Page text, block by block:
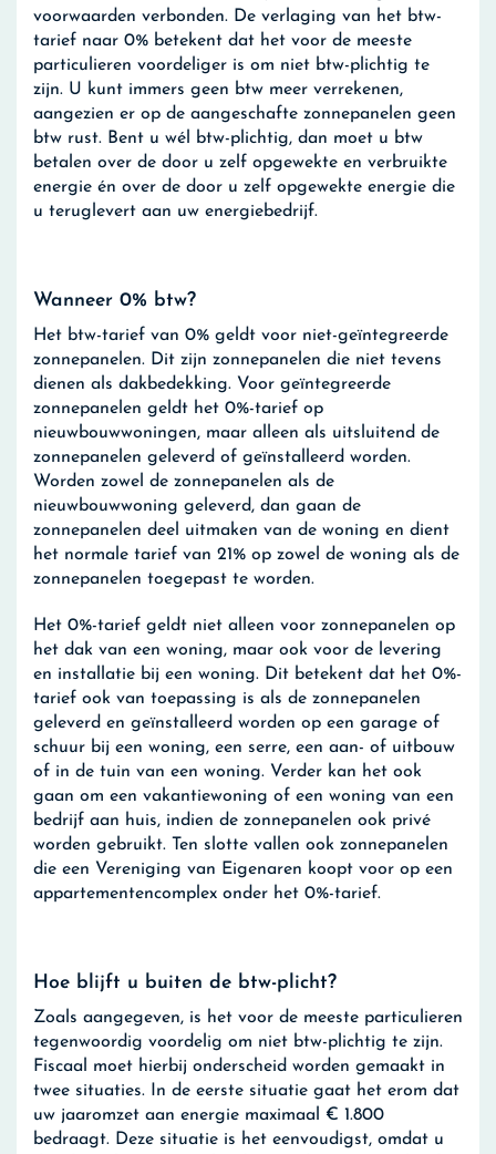
voorwaarden verbonden. De verlaging van het btw-
tarief naar 0% betekent dat het voor de meeste
particulieren voordeliger is om niet btw-plichtig te
zijn. U kunt immers geen btw meer verrekenen,
aangezien er op de aangeschafte zonnepanelen geen
btw rust. Bent u wél btw-plichtig, dan moet u btw
betalen over de door u zelf opgewekte en verbruikte
energie én over de door u zelf opgewekte energie die
u teruglevert aan uw energiebedrijf.
Wanneer 0% btw?
Het btw-tarief van 0% geldt voor niet-geïntegreerde
zonnepanelen. Dit zijn zonnepanelen die niet tevens
dienen als dakbedekking. Voor geïntegreerde
zonnepanelen geldt het 0%-tarief op
nieuwbouwwoningen, maar alleen als uitsluitend de
zonnepanelen geleverd of geïnstalleerd worden.
Worden zowel de zonnepanelen als de
nieuwbouwwoning geleverd, dan gaan de
zonnepanelen deel uitmaken van de woning en dient
het normale tarief van 21% op zowel de woning als de
zonnepanelen toegepast te worden.
Het 0%-tarief geldt niet alleen voor zonnepanelen op
het dak van een woning, maar ook voor de levering
en installatie bij een woning. Dit betekent dat het 0%-
tarief ook van toepassing is als de zonnepanelen
geleverd en geïnstalleerd worden op een garage of
schuur bij een woning, een serre, een aan- of uitbouw
of in de tuin van een woning. Verder kan het ook
gaan om een vakantiewoning of een woning van een
bedrijf aan huis, indien de zonnepanelen ook privé
worden gebruikt. Ten slotte vallen ook zonnepanelen
die een Vereniging van Eigenaren koopt voor op een
appartementencomplex onder het 0%-tarief.
Hoe blijft u buiten de btw-plicht?
Zoals aangegeven, is het voor de meeste particulieren
tegenwoordig voordelig om niet btw-plichtig te zijn.
Fiscaal moet hierbij onderscheid worden gemaakt in
twee situaties. In de eerste situatie gaat het erom dat
uw jaaromzet aan energie maximaal € 1.800
bedraagt. Deze situatie is het eenvoudigst, omdat u